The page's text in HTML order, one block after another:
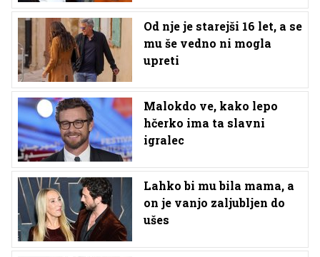
Od nje je starejši 16 let, a se
mu še vedno ni mogla
upreti
Malokdo ve, kako lepo
hčerko ima ta slavni
igralec
Lahko bi mu bila mama, a
on je vanjo zaljubljen do
ušes